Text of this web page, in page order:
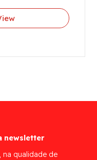
newsletter
na qualidade de